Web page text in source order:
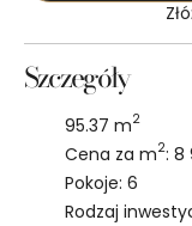
Szczegóły
95.37 m2
Cena za m2: 8
Pokoje: 6
Rodzaj